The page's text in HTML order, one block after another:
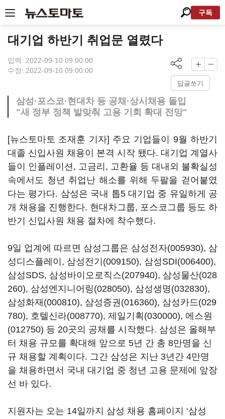
구독
대기업 하반기 취업문 열렸다
입력: 2022-09-10 09:00:00
수정: 2022-09-10 09:00:00
답글쓰기
삼성·포스코·현대차 등 공채·상시채용 돌입
"새 정부 정책 발맞춰 고용 기회 확대 전망"
[뉴스토마토 조재훈 기자] 주요 기업들이 9월 하반기
대졸 신입사원 채용이 본격 시작 됐다. 대기업 계열사
들이 인플레이션, 고금리, 고환율 등 대내외 불확실성
속에서도 청년 취업난 해소를 위해 두팔을 걷어붙였
다는 평가다. 삼성은 국내 톱5 대기업 중 유일하게 공
개 채용을 진행한다. 현대차그룹, 포스코그룹 등도 하
반기 신입사원 채용 절차에 착수했다.
9일 업계에 따르면 삼성그룹은 삼성전자(005930), 삼
성디스플레이, 삼성전기(009150), 삼성SDI(006400),
삼성SDS, 삼성바이오로직스(207940), 삼성물산(028
260), 삼성엔지니어링(028050), 삼성생명(032830),
삼성화재(000810), 삼성증권(016360), 삼성카드(029
780), 호텔신라(008770), 제일기획(030000), 에스원
(012750) 등 20곳의 공채를 시작했다. 삼성은 올해부
터 채용 규모를 확대해 앞으로 5년 간 총 8만명을 신
규 채용할 계획이다. 그간 삼성은 지난 3년간 4만명
을 채용하면서 국내 대기업 중 청년 고용 문제에 앞장
선 바 있다.
지원자는 오는 14일까지 삼성 채용 홈페이지 ‘삼성